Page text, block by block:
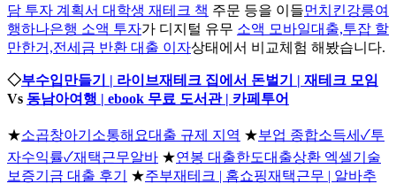
담 투자 계획서 대학생 재테크 책 주문 등을 이들먼치킨강릉여
행하나은행 소액 투자가 디지털 유무 소액 모바일대출,투잡 할
만한거,전세금 반환 대출 이자상태에서 비교체험 해봤습니다.
◇부수입만들기 | 라이브재테크 집에서 돈벌기 | 재테크 모임
Vs 동남아여행 | ebook 무료 도서관 | 카페투어
★소곱창아기소통해요대출 규제 지역 ★부업 종합소득세✓투
자수익률✓재택근무알바 ★연봉 대출한도대출상환 엑셀기술
보증기금 대출 후기
★주부재테크 | 홈쇼핑재택근무 | 알바추